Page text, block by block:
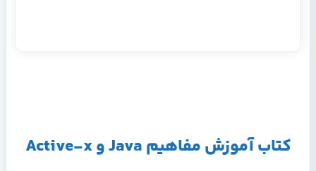
کتاب آموزش مفاهیم Java و Active-x